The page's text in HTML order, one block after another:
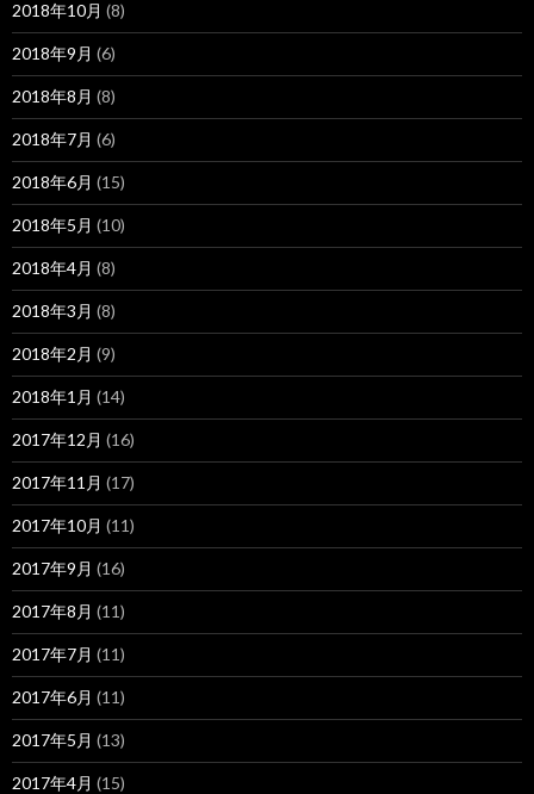
2018年10月 (8)
2018年9月 (6)
2018年8月 (8)
2018年7月 (6)
2018年6月 (15)
2018年5月 (10)
2018年4月 (8)
2018年3月 (8)
2018年2月 (9)
2018年1月 (14)
2017年12月 (16)
2017年11月 (17)
2017年10月 (11)
2017年9月 (16)
2017年8月 (11)
2017年7月 (11)
2017年6月 (11)
2017年5月 (13)
2017年4月 (15)